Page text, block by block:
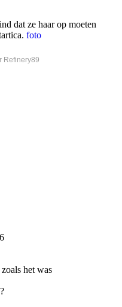
dat ze haar op moeten
foto
Refinery89
het was